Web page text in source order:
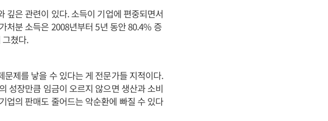
깊은 관련이 있다. 소득이 기업에 편중되면서
처분 소득은 2008년부터 5년 동안 80.4% 증
쳤다.
문제를 낳을 수 있다는 게 전문가들 지적이다.
성장만큼 임금이 오르지 않으면 생산과 소비
업의 판매도 줄어드는 악순환에 빠질 수 있다